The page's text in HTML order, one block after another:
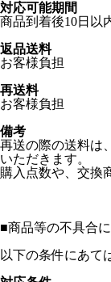
対応可能期間
商品到着後10日以
返品送料
お客様負担
再送料
お客様負担
備考
再送の際の送料は
いただきます。
購入点数や、交換
■商品等の不具合
以下の条件にあて